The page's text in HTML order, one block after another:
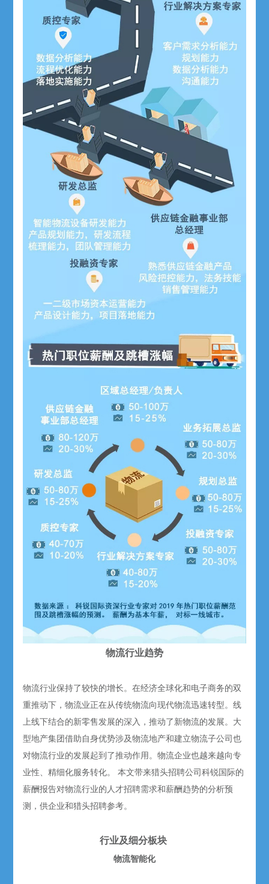
物流行业趋势
物流行业保持了较快的增长。在经济全球化和电子商务的双
重推动下，物流业正在从传统物流向现代物流迅速转型。线
上线下结合的新零售发展的深入，推动了新物流的发展。大
型地产集团借助自身优势涉及物流地产和建立物流子公司也
对物流行业的发展起到了推动作用。物流企业也越来越向专
业性、精细化服务转化。 本文带来猎头招聘公司科锐国际的
薪酬报告对物流行业的人才招聘需求和薪酬趋势的分析预
测，供企业和猎头招聘参考。
行业及细分板块
物流智能化